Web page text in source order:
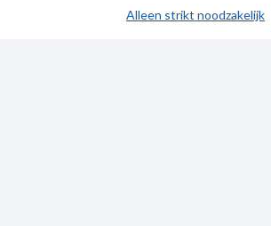
Alleen strikt noodzakelijk